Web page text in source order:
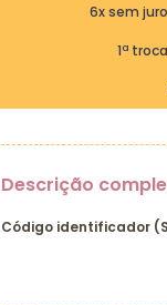
6x sem
1ª
Descrição
Código identificador